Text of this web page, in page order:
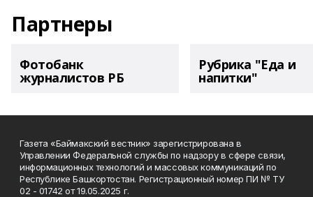
Партнеры
Фотобанк
журналистов РБ
Рубрика "Еда и
напитки"
Газета «Баймакский вестник» зарегистрирована в
Управлении Федеральной службы по надзору в сфере связи,
информационных технологий и массовых коммуникаций по
Республике Башкортостан. Регистрационный номер ПИ № ТУ
02 - 01742 от 19.05.2025 г.